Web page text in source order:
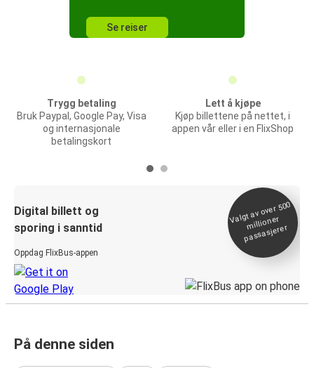
Se reiser
Trygg betaling
Bruk Paypal, Google Pay, Visa
og internasjonale
betalingskort
Lett å kjøpe
Kjøp billettene på nettet, i
appen vår eller i en FlixShop
Digital billett og
sporing i sanntid
Oppdag FlixBus-appen
Valgt av over 500
millioner
passasjerer
På denne siden